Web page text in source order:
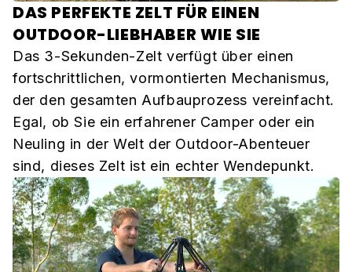
DAS PERFEKTE ZELT FÜR EINEN
OUTDOOR-LIEBHABER WIE SIE
Das 3-Sekunden-Zelt verfügt über einen
fortschrittlichen, vormontierten Mechanismus,
der den gesamten Aufbauprozess vereinfacht.
Egal, ob Sie ein erfahrener Camper oder ein
Neuling in der Welt der Outdoor-Abenteuer
sind, dieses Zelt ist ein echter Wendepunkt.